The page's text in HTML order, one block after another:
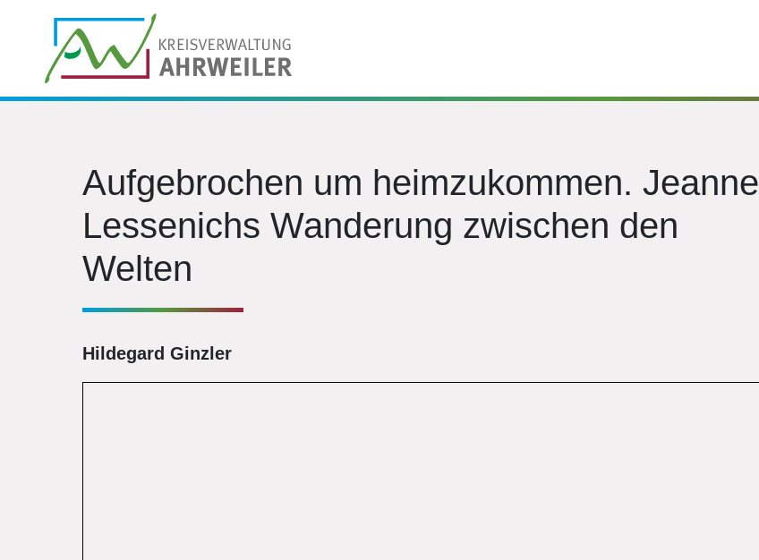
Aufgebrochen um heimzukommen. Jeanne
Lessenichs Wanderung zwischen den
Welten
Hildegard Ginzler